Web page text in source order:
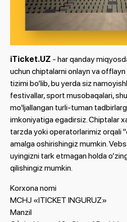
iTicket.UZ - har qanday
uchun chiptalarni onlayn va
tizimi bo’lib, bu yerda siz
festivallar, sport musobaqalari,
mo'ljallangan turli-tuman
imkoniyatiga egadirsiz. Chiptalar
tarzda yoki operatorlarimiz orqali
amalga oshirishingiz mumkin.
uyingizni tark etmagan holda
qilishingiz mumkin.
Korxona nomi
MCHJ «ITICKET INGURUZ»
Manzil